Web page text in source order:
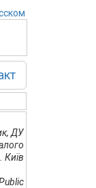
ДУ
Київ